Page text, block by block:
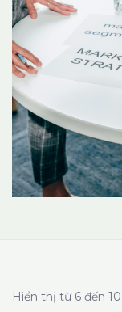
Hiển thị từ 6 đến